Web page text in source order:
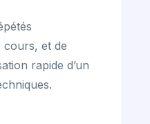
cours, et de
rapide d’un